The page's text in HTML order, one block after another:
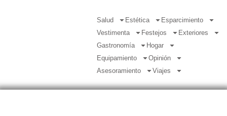
Salud Estética
Esparcimiento
Vestimenta
Festejos
Exteriores
Gastronomía
Hogar
Equipamiento
Opinión
Asesoramiento
Viajes